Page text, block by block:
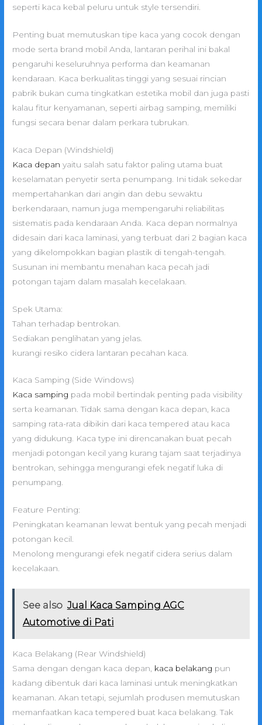
seperti kaca kebal peluru untuk style tersendiri.
Penting buat memutuskan tipe kaca yang cocok dengan
mode serta brand mobil Anda, lantaran perihal ini bakal
pengaruhi keseluruhnya performa dan keamanan
kendaraan. Kaca berkualitas tinggi yang sesuai rincian
pabrik bukan cuma tingkatkan estetika mobil dan juga pasti
kalau fitur kenyamanan, seperti airbag samping, memiliki
fungsi secara benar dalam perkara tubrukan.
Kaca Depan (Windshield)
Kaca depan yaitu salah satu faktor paling utama buat
keselamatan penyetir serta penumpang. Ini tidak sekedar
mempertahankan dari angin dan debu sewaktu
berkendaraan, namun juga mempengaruhi reliabilitas
sistematis pada kendaraan Anda. Kaca depan normalnya
didesain dari kaca laminasi, yang terbuat dari 2 bagian kaca
yang dikelompokkan bagian plastik di tengah-tengah.
Susunan ini membantu menahan kaca pecah jadi
potongan tajam dalam masalah kecelakaan.
Spek Utama:
Tahan terhadap bentrokan.
Sediakan penglihatan yang jelas.
kurangi resiko cidera lantaran pecahan kaca.
Kaca Samping (Side Windows)
Kaca samping pada mobil bertindak penting pada visibility
serta keamanan. Tidak sama dengan kaca depan, kaca
samping rata-rata dibikin dari kaca tempered atau kaca
yang didukung. Kaca type ini direncanakan buat pecah
menjadi potongan kecil yang kurang tajam saat terjadinya
bentrokan, sehingga mengurangi efek negatif luka di
penumpang.
Feature Penting:
Peningkatan keamanan lewat bentuk yang pecah menjadi
potongan kecil.
Menolong mengurangi efek negatif cidera serius dalam
kecelakaan.
See also Jual Kaca Samping AGC
Automotive di Pati
Kaca Belakang (Rear Windshield)
Sama dengan dengan kaca depan, kaca belakang pun
kadang dibentuk dari kaca laminasi untuk meningkatkan
keamanan. Akan tetapi, sejumlah produsen memutuskan
memanfaatkan kaca tempered buat kaca belakang. Tak